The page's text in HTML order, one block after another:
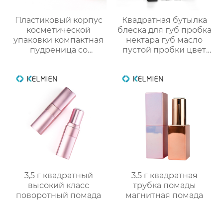
Пластиковый корпус
косметической
упаковки компактная
пудреница со
дизайна
Квадратная бутылка
блеска для губ пробка
нектара губ масло
пустой пробки цвет
пользовательские
обработки
3,5 г квадратный
высокий класс
поворотный помада
3.5 г квадратная
трубка помады
магнитная помада